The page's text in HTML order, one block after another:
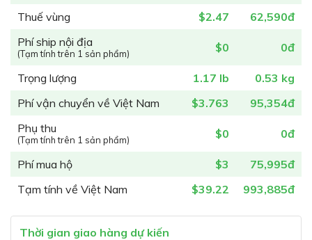
Thuế vùng
$2.47
62,590đ
Phí ship nội địa
(Tạm tính trên 1 sản phẩm) $0 0đ
Trọng lượng 1.17 lb
0.53 kg
Phí vận chuyển về Việt Nam
$3.763
95,354đ
Phụ thu
(Tạm tính trên 1 sản phẩm) $0 0đ
Phí mua hộ $3
75,995đ
Tạm tính về Việt Nam
$39.22 993,885đ
Thời gian giao hàng dự kiến